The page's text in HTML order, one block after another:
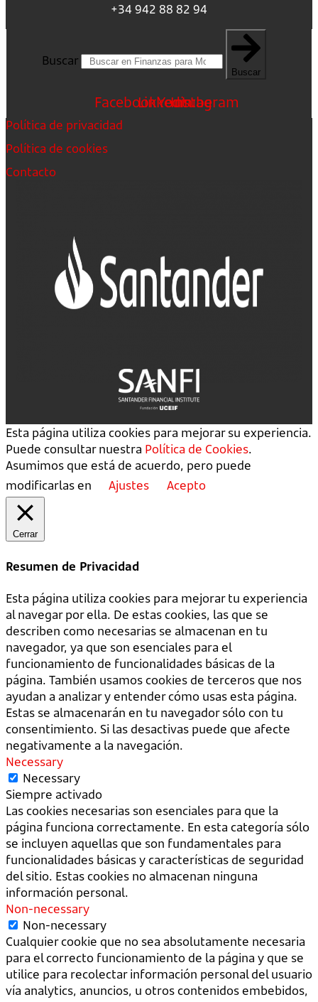
+34 942 88 82 94
Buscar
Buscar
FacebookLinkedin
Youtube
Instagram
Política de privacidad
Política de cookies
Contacto
Esta página utiliza cookies para mejorar su experiencia.
Puede consultar nuestra Política de Cookies.
Asumimos que está de acuerdo, pero puede
modificarlas en
Ajustes Acepto
Cerrar
Resumen de Privacidad
Esta página utiliza cookies para mejorar tu experiencia
al navegar por ella. De estas cookies, las que se
describen como necesarias se almacenan en tu
navegador, ya que son esenciales para el
funcionamiento de funcionalidades básicas de la
página. También usamos cookies de terceros que nos
ayudan a analizar y entender cómo usas esta página.
Estas se almacenarán en tu navegador sólo con tu
consentimiento. Si las desactivas puede que afecte
negativamente a la navegación.
Necessary
Necessary
Siempre activado
Las cookies necesarias son esenciales para que la
página funciona correctamente. En esta categoría sólo
se incluyen aquellas que son fundamentales para
funcionalidades básicas y características de seguridad
del sitio. Estas cookies no almacenan ninguna
información personal.
Non-necessary
Non-necessary
Cualquier cookie que no sea absolutamente necesaria
para el correcto funcionamiento de la página y que se
utilice para recolectar información personal del usuario
vía analytics, anuncios, u otros contenidos embebidos,